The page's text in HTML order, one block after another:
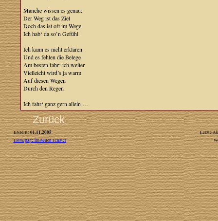
Manche wissen es genau:
Der Weg ist das Ziel
Doch das ist oft im Wege
Ich hab‘ da so’n Gefühl
Ich kann es nicht erklären
Und es fehlen die Belege
Am besten fahr‘ ich weiter
Vielleicht wird’s ja warm
Auf diesen Wegen
Durch den Regen
Ich fahr‘ ganz gern allein …
Zurück
Erstellt:01.11.2005
Letzte
Homepage im neuen Fenster